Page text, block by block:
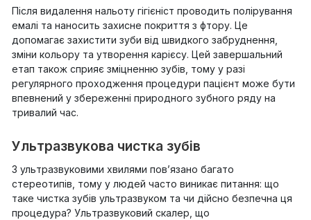
Після видалення нальоту гігієніст проводить полірування
емалі та наносить захисне покриття з фтору. Це
допомагає захистити зуби від швидкого забруднення,
зміни кольору та утворення карієсу. Цей завершальний
етап також сприяє зміцненню зубів, тому у разі
регулярного проходження процедури пацієнт може бути
впевнений у збереженні природного зубного ряду на
тривалий час.
Ультразвукова чистка зубів
З ультразвуковими хвилями пов’язано багато
стереотипів, тому у людей часто виникає питання: що
таке чистка зубів ультразвуком та чи дійсно безпечна ця
процедура? Ультразвуковий скалер, що